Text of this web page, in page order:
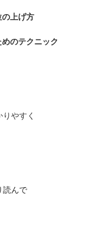
上げ方
のテクニック
やすく
読んで